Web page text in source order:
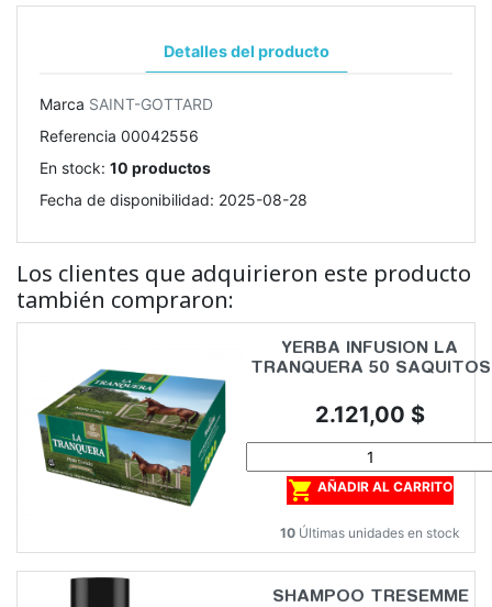
Detalles del producto
Marca SAINT-GOTTARD
Referencia 00042556
En stock: 10 productos
Fecha de disponibilidad: 2025-08-28
Los clientes que adquirieron este producto
también compraron:
YERBA INFUSION LA
TRANQUERA 50 SAQUITOS
Precio
2.121,00 $
 AÑADIR AL CARRITO
10 Últimas unidades en stock
SHAMPOO TRESEMME